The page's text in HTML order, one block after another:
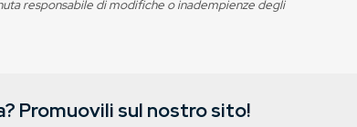
responsabile di modifiche o inadempienze degli
Promuovili sul nostro sito!